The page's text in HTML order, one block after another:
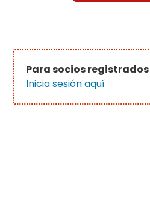
Para socios
Inicia sesión aquí